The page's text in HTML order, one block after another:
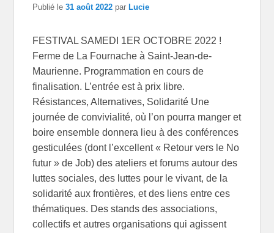
Publié le31 août 2022 par Lucie
FESTIVAL SAMEDI 1ER OCTOBRE 2022 !
Ferme de La Fournache à Saint-Jean-de-
Maurienne. Programmation en cours de
finalisation. L’entrée est à prix libre.
Résistances, Alternatives, Solidarité Une
journée de convivialité, où l’on pourra manger et
boire ensemble donnera lieu à des conférences
gesticulées (dont l’excellent « Retour vers le No
futur » de Job) des ateliers et forums autour des
luttes sociales, des luttes pour le vivant, de la
solidarité aux frontières, et des liens entre ces
thématiques. Des stands des associations,
collectifs et autres organisations qui agissent